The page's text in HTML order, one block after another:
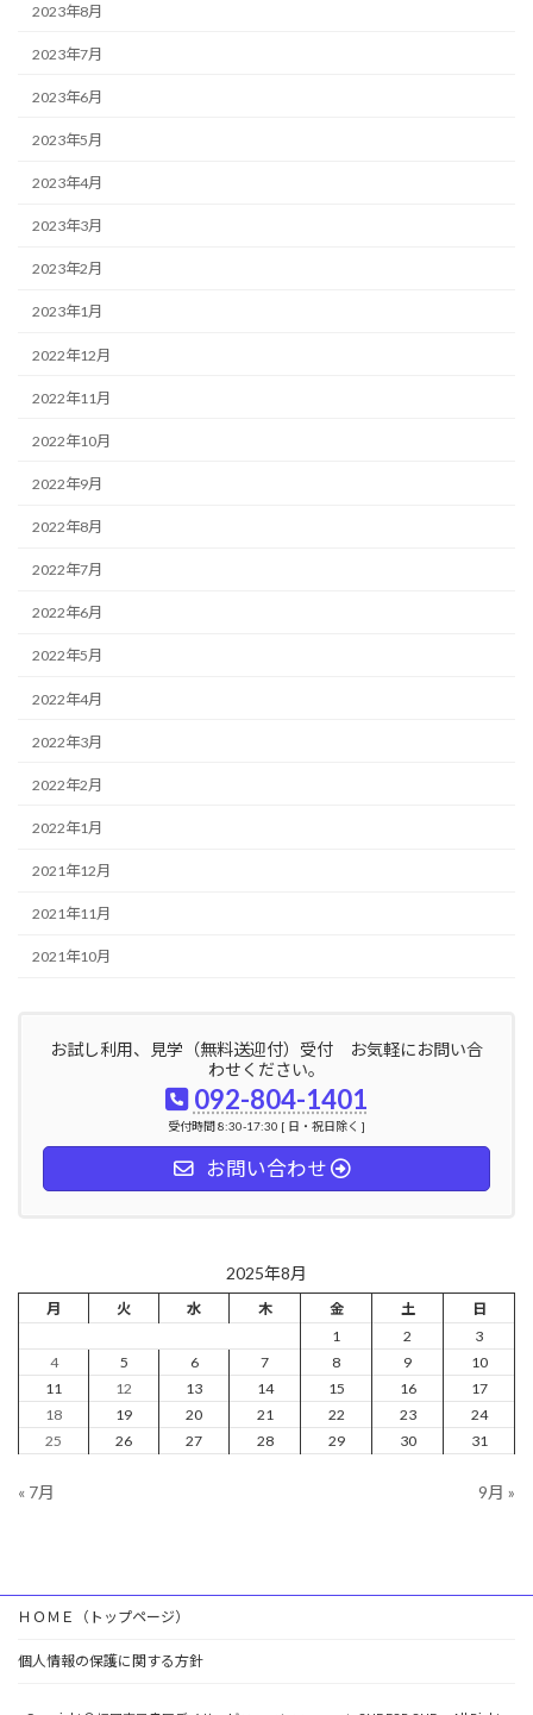
2023年8月
2023年7月
2023年6月
2023年5月
2023年4月
2023年3月
2023年2月
2023年1月
2022年12月
2022年11月
2022年10月
2022年9月
2022年8月
2022年7月
2022年6月
2022年5月
2022年4月
2022年3月
2022年2月
2022年1月
2021年12月
2021年11月
2021年10月
お試し利用、見学（無料送迎付）受付 お気軽にお問い合
わせください。
092-804-1401
受付時間 8:30-17:30 [ 日・祝日除く ]
お問い合わせ
2025年8月
月 火 水 木 金 土
日
1
2
3
4
5 6 7 8 9
10
11
12 13 14 15 16
17
18
19 20 21 22 23
24
25
26 27 28 29 30 31
« 7月 9月 »
ＨＯＭＥ（トップページ）
個人情報の保護に関する方針